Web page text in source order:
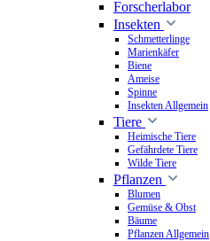
Forscherlabor
Insekten
Schmetterlinge
Marienkäfer
Biene
Ameise
Spinne
Insekten Allgemein
Tiere
Heimische Tiere
Gefährdete Tiere
Wilde Tiere
Pflanzen
Blumen
Gemüse & Obst
Bäume
Pflanzen Allgemein